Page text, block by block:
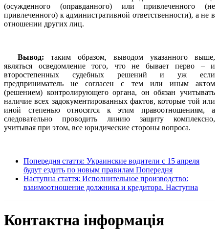
(осужденного (оправданного) или привлеченного (не
привлеченного) к административной ответственности), а не в
отношении других лиц.
Вывод: таким образом, выводом указанного выше,
являться осведомление того, что не бывает перво – и
второстепенных судебных решений и уж если
предприниматель не согласен с тем или иным актом
(решением) контролирующего органа, он обязан учитывать
наличие всех задокументированных фактов, которые той или
иной степенью относятся к этим правоотношениям, а
следовательно проводить линию защиту комплексно,
учитывая при этом, все юридические стороны вопроса.
Попередня стаття: Украинские водители с 15 апреля
будут ездить по новым правилам Попередня
Наступна стаття: Исполнительное производство:
взаимоотношение должника и кредитора. Наступна
Контактна інформація